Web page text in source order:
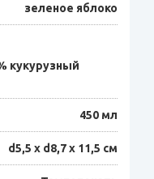
зеленое яблоко
кукурузный
450 мл
d5,5 х d8,7 х 11,5 см